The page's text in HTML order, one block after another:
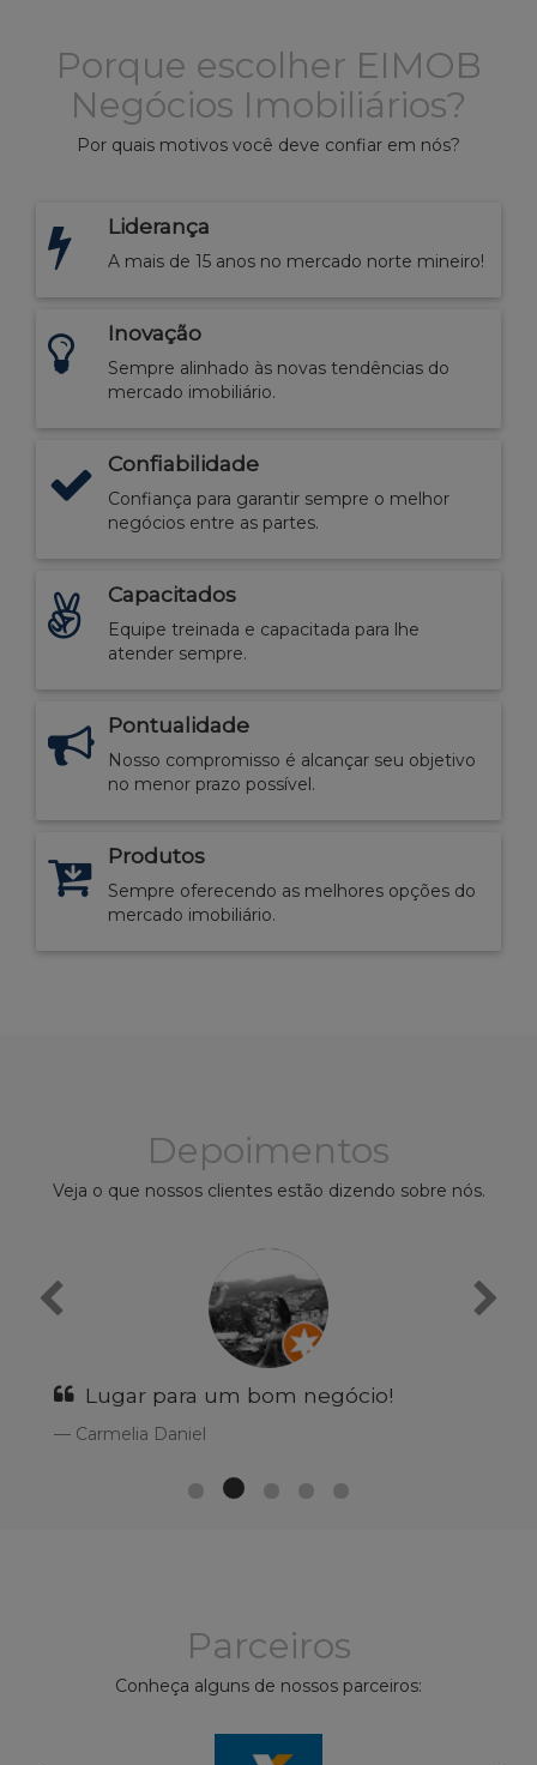
Porque escolher EIMOB
Negócios Imobiliários?
Por quais motivos você deve confiar em nós?
Liderança
A mais de 15 anos no mercado norte mineiro!
Inovação
Sempre alinhado às novas tendências do
mercado imobiliário.
Confiabilidade
Confiança para garantir sempre o melhor
negócios entre as partes.
Capacitados
Equipe treinada e capacitada para lhe
atender sempre.
Pontualidade
Nosso compromisso é alcançar seu objetivo
no menor prazo possível.
Produtos
Sempre oferecendo as melhores opções do
mercado imobiliário.
Depoimentos
Veja o que nossos clientes estão dizendo sobre nós.
Lugar para um bom negócio!
Carmelia Daniel
Parceiros
Conheça alguns de nossos parceiros: